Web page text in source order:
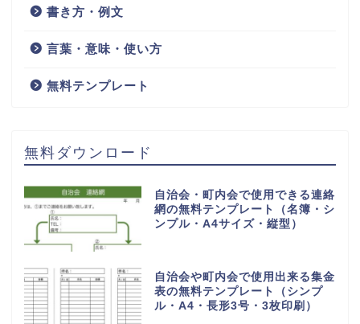
書き方・例文
言葉・意味・使い方
無料テンプレート
無料ダウンロード
自治会・町内会で使用できる連絡
網の無料テンプレート（名簿・シ
ンプル・A4サイズ・縦型）
自治会や町内会で使用出来る集金
表の無料テンプレート（シンプ
ル・A4・長形3号・3枚印刷）